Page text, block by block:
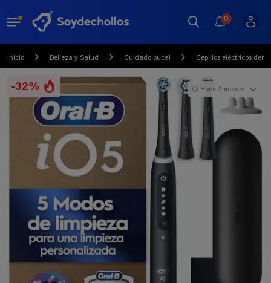
0
Inicio Belleza y Salud Cuidado bucal Cepillos eléctricos
-32% Hace 2 meses